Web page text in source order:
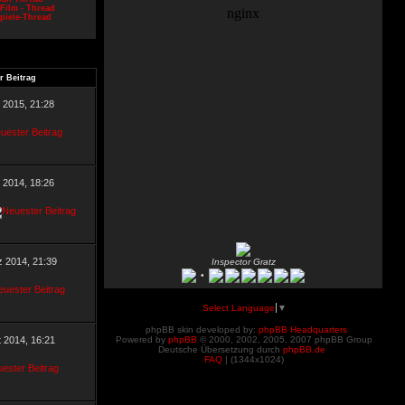
- Thread
Thread
Beitrag
2015, 21:28
2014, 18:26
2014, 21:39
16:21
Inspector Gratz
•
Select Language ▼
phpBB skin developed by: phpBB Headquarters
Powered by phpBB © 2000, 2002, 2005, 2007 phpBB Group
Deutsche Übersetzung durch phpBB.de
FAQ| (1344x1024)